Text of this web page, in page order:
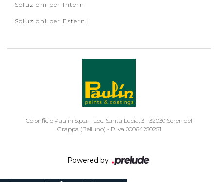
Soluzioni per Interni
Soluzioni per Esterni
Colorificio Paulin S.p.a. - Loc. Santa Lucia, 3 - 32030 Seren del
Grappa (Belluno) - P.Iva 00064250251
Powered by